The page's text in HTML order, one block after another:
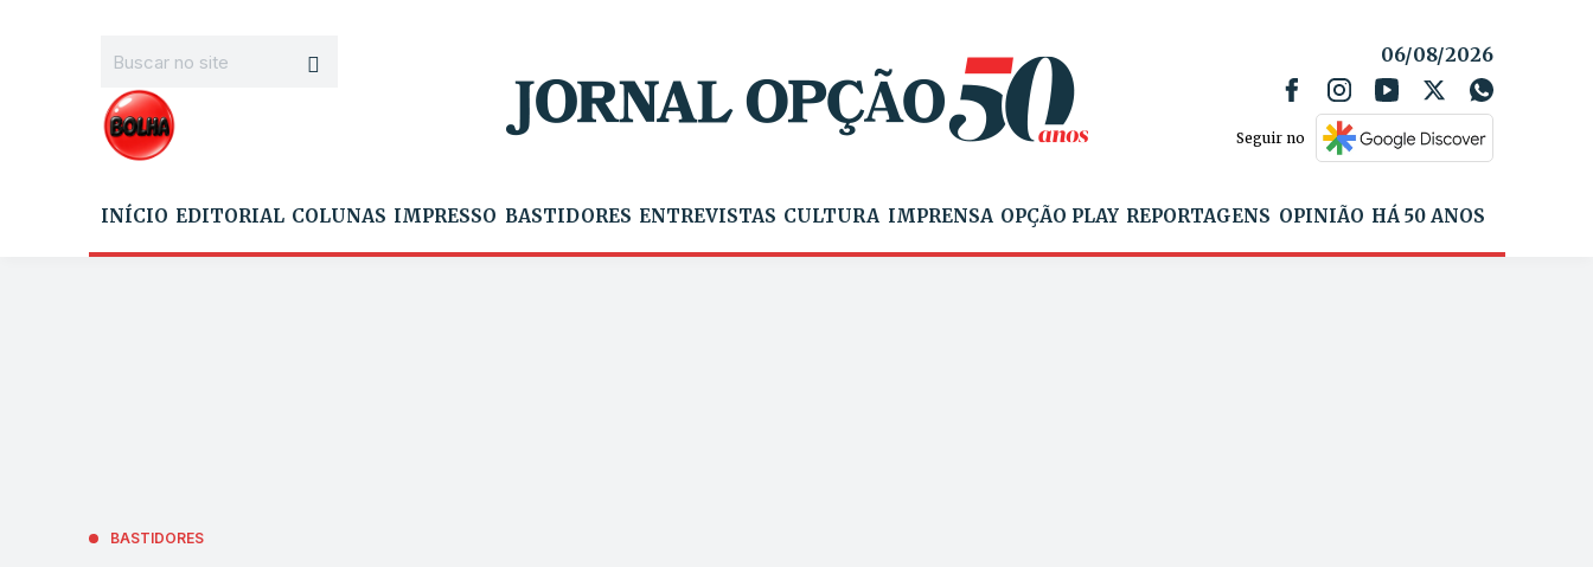
06/08/2026
Seguir no
INÍCIO EDITORIAL COLUNAS IMPRESSO BASTIDORES ENTREVISTAS CULTURA IMPRENSA OPÇÃO PLAY REPORTAGENS OPINIÃO HÁ 50 ANOS
BASTIDORES